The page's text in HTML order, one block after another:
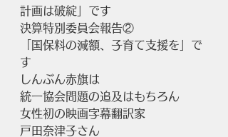
計画は破綻」です
決算特別委員会報告②
「国保料の減額、子育て支援を」で
す
しんぶん赤旗は
統一協会問題の追及はもちろん
女性初の映画字幕翻訳家
戸田奈津子さん